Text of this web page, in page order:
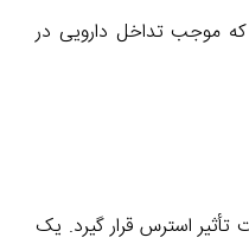
که موجب تداخل دارویی در
استرس قرار گیرد. یک